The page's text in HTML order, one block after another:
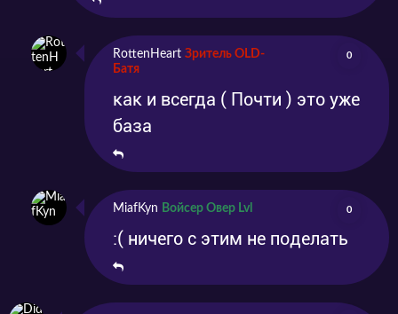
RottenHeart Зритель OLD-
Батя
0
как и всегда ( Почти ) это уже
база
MiafKyn Войсер Овер Lvl 0
:( ничего с этим не поделать